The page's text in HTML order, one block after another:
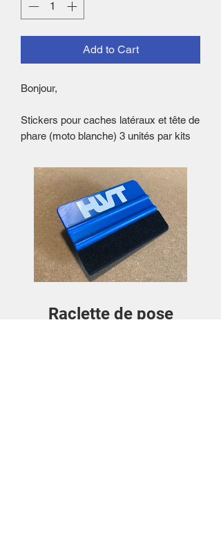
Add to Cart
Bonjour,
Stickers pour caches latéraux et tête de
phare (moto blanche) 3 unités par kits
Raclette de pose